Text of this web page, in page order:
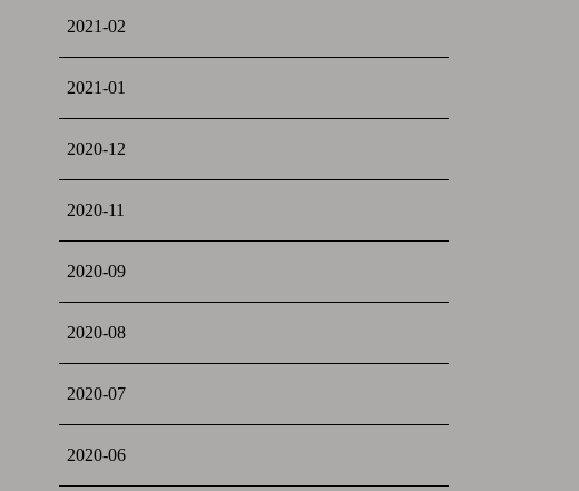
2021-02
2021-01
2020-12
2020-11
2020-09
2020-08
2020-07
2020-06